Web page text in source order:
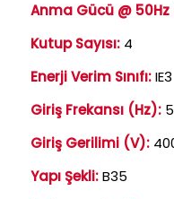
Anma Gücü @
Kutup Sayısı: 4
Enerji Verim Sınıfı:IE3
Giriş Frekansı (Hz):
Giriş Gerilimi (V):
Yapı Şekli:B35